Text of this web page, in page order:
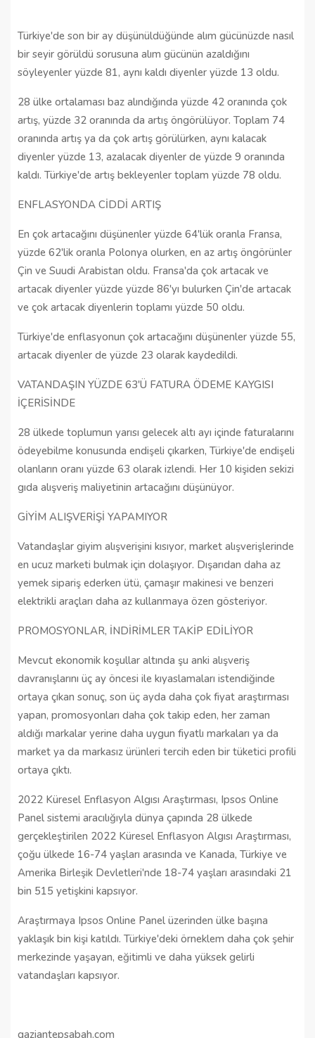
Türkiye'de son bir ay düşünüldüğünde alım gücünüzde nasıl
bir seyir görüldü sorusuna alım gücünün azaldığını
söyleyenler yüzde 81, aynı kaldı diyenler yüzde 13 oldu.
28 ülke ortalaması baz alındığında yüzde 42 oranında çok
artış, yüzde 32 oranında da artış öngörülüyor. Toplam 74
oranında artış ya da çok artış görülürken, aynı kalacak
diyenler yüzde 13, azalacak diyenler de yüzde 9 oranında
kaldı. Türkiye'de artış bekleyenler toplam yüzde 78 oldu.
ENFLASYONDA CİDDİ ARTIŞ
En çok artacağını düşünenler yüzde 64'lük oranla Fransa,
yüzde 62'lik oranla Polonya olurken, en az artış öngörünler
Çin ve Suudi Arabistan oldu. Fransa'da çok artacak ve
artacak diyenler yüzde yüzde 86'yı bulurken Çin'de artacak
ve çok artacak diyenlerin toplamı yüzde 50 oldu.
Türkiye'de enflasyonun çok artacağını düşünenler yüzde 55,
artacak diyenler de yüzde 23 olarak kaydedildi.
VATANDAŞIN YÜZDE 63'Ü FATURA ÖDEME KAYGISI
İÇERİSİNDE
28 ülkede toplumun yarısı gelecek altı ayı içinde faturalarını
ödeyebilme konusunda endişeli çıkarken, Türkiye'de endişeli
olanların oranı yüzde 63 olarak izlendi. Her 10 kişiden sekizi
gıda alışveriş maliyetinin artacağını düşünüyor.
GİYİM ALIŞVERİŞİ YAPAMIYOR
Vatandaşlar giyim alışverişini kısıyor, market alışverişlerinde
en ucuz marketi bulmak için dolaşıyor. Dışarıdan daha az
yemek sipariş ederken ütü, çamaşır makinesi ve benzeri
elektrikli araçları daha az kullanmaya özen gösteriyor.
PROMOSYONLAR, İNDİRİMLER TAKİP EDİLİYOR
Mevcut ekonomik koşullar altında şu anki alışveriş
davranışlarını üç ay öncesi ile kıyaslamaları istendiğinde
ortaya çıkan sonuç, son üç ayda daha çok fiyat araştırması
yapan, promosyonları daha çok takip eden, her zaman
aldığı markalar yerine daha uygun fiyatlı markaları ya da
market ya da markasız ürünleri tercih eden bir tüketici profili
ortaya çıktı.
2022 Küresel Enflasyon Algısı Araştırması, Ipsos Online
Panel sistemi aracılığıyla dünya çapında 28 ülkede
gerçekleştirilen 2022 Küresel Enflasyon Algısı Araştırması,
çoğu ülkede 16-74 yaşları arasında ve Kanada, Türkiye ve
Amerika Birleşik Devletleri'nde 18-74 yaşları arasındaki 21
bin 515 yetişkini kapsıyor.
Araştırmaya Ipsos Online Panel üzerinden ülke başına
yaklaşık bin kişi katıldı. Türkiye'deki örneklem daha çok şehir
merkezinde yaşayan, eğitimli ve daha yüksek gelirli
vatandaşları kapsıyor.
gaziantepsabah.com